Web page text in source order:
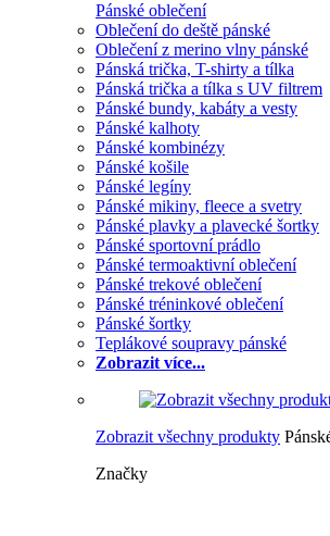
Pánské oblečení
Oblečení do deště pánské
Oblečení z merino vlny pánské
Pánská trička, T-shirty a tílka
Pánská trička a tílka s UV filtrem
Pánské bundy, kabáty a vesty
Pánské kalhoty
Pánské kombinézy
Pánské košile
Pánské legíny
Pánské mikiny, fleece a svetry
Pánské plavky a plavecké šortky
Pánské sportovní prádlo
Pánské termoaktivní oblečení
Pánské trekové oblečení
Pánské tréninkové oblečení
Pánské šortky
Teplákové soupravy pánské
Zobrazit více...
Zobrazit všechny produkty
Značky